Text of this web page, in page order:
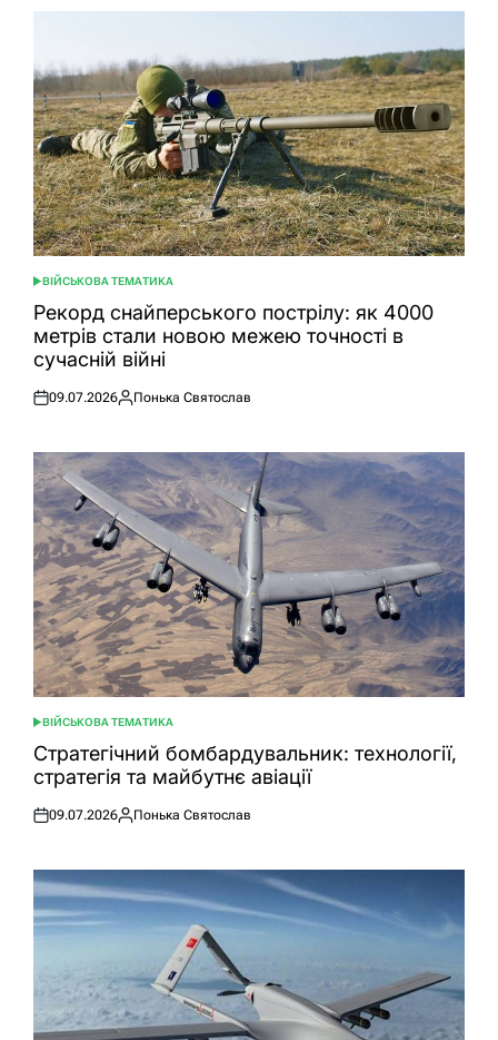
ОПУБЛІКУВАТИ
У
ВІЙСЬКОВА ТЕМАТИКА
Рекорд снайперського пострілу: як 4000
метрів стали новою межею точності в
сучасній війні
Оприлюднено
09.07.2026
Опубліковано
Понька Святослав
ОПУБЛІКУВАТИ
У
ВІЙСЬКОВА ТЕМАТИКА
Стратегічний бомбардувальник: технології,
стратегія та майбутнє авіації
Оприлюднено
09.07.2026
Опубліковано
Понька Святослав